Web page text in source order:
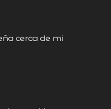
cerca de mi